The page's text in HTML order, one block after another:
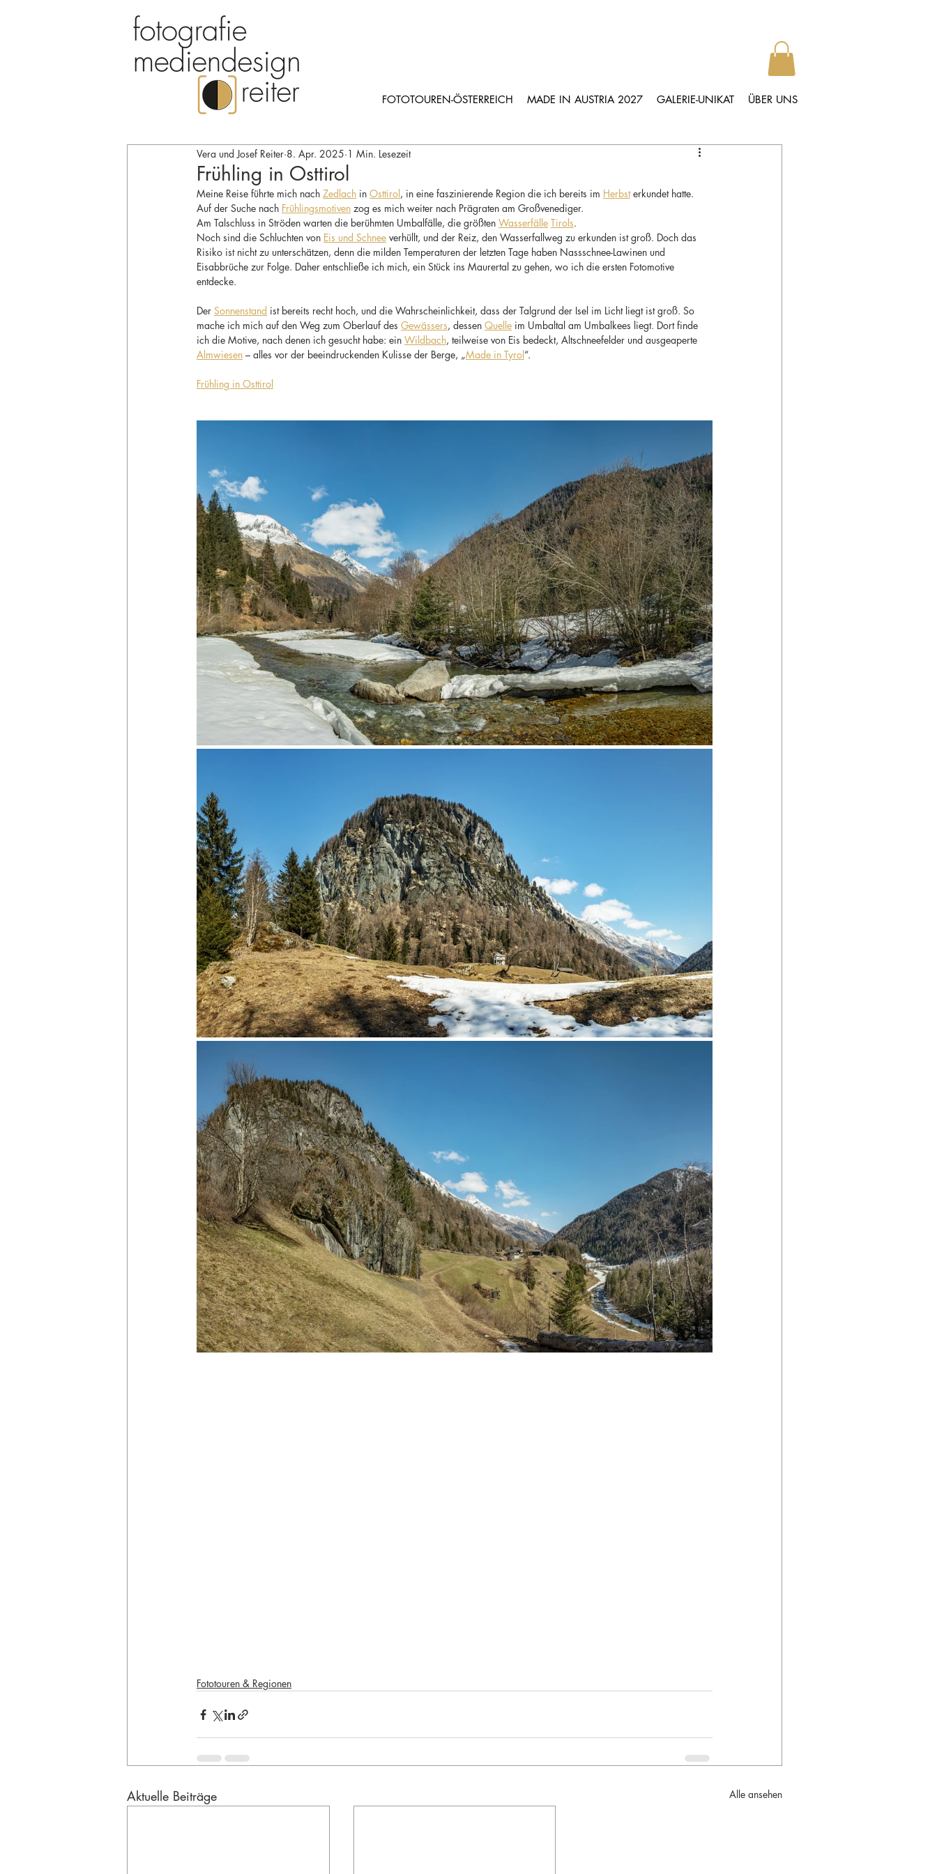
FOTOTOUREN-ÖSTERREICH MADE IN AUSTRIA 2027 GALERIE-UNIKAT ÜBER UNS
Frühling in Osttirol
Vera und Josef Reiter 8. Apr. 2025 1 Min. Lesezeit
Meine Reise führte mich nach Zedlach in Osttirol , in eine faszinierende Region die ich bereits im Herbst erkundet hatte.
Auf der Suche nach Frühlingsmotiven zog es mich weiter nach Prägraten am Großvenediger.
Am Talschluss in Ströden warten die berühmten Umbalfälle, die größten Wasserfälle Tirols.
Noch sind die Schluchten von Eis und Schnee verhüllt, und der Reiz, den Wasserfallweg zu erkunden ist groß. Doch das
Risiko ist nicht zu unterschätzen, denn die milden Temperaturen der letzten Tage haben Nassschnee-Lawinen und
Eisabbrüche zur Folge. Daher entschließe ich mich, ein Stück ins Maurertal zu gehen, wo ich die ersten Fotomotive
entdecke.
Der Sonnenstand ist bereits recht hoch, und die Wahrscheinlichkeit, dass der Talgrund der Isel im Licht liegt ist groß. So
mache ich mich auf den Weg zum Oberlauf des Gewässers, dessen Quelle im Umbaltal am Umbalkees liegt. Dort finde
ich die Motive, nach denen ich gesucht habe: ein Wildbach, teilweise von Eis bedeckt, Altschneefelder und ausgeaperte
Almwiesen – alles vor der beeindruckenden Kulisse der Berge, „Made in Tyrol “.
Frühling in Osttirol
Fototouren & Regionen
Aktuelle Beiträge Alle ansehen